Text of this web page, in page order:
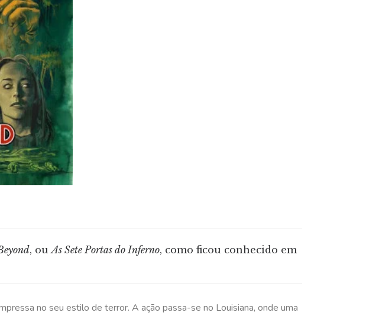
, ouAs Sete Portas do Inferno, como ficou conhecido em
no seu estilo de terror. A ação passa-se no Louisiana, onde uma